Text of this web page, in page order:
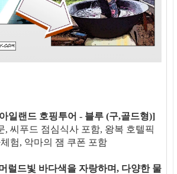
일랜드 호핑투어 - 블루 (구,골드형)]
, 씨푸드 점심식사 포함, 왕복 호텔픽
험, 악마의 잼 쿠폰 포함
럴드빛 바다색을 자랑하며, 다양한 물